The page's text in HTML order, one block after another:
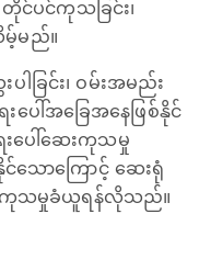
င်ပင်ကုသခြင်း၊​
မ့်မည်။
ါခြင်း၊ ဝမ်းအမည်း
ပေါ်အခြေအနေဖြစ်နိုင်
းပေါ်ဆေးကုသမှု
ောကြောင့် ဆေးရုံ
၍ ကုသမှုခံယူရန်လိုသည်။